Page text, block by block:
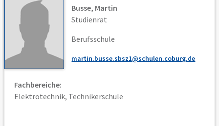
Busse, Martin
Studienrat
Berufsschule
martin.busse.sbsz1@schulen.coburg.de
Fachbereiche:
Elektrotechnik, Technikerschule